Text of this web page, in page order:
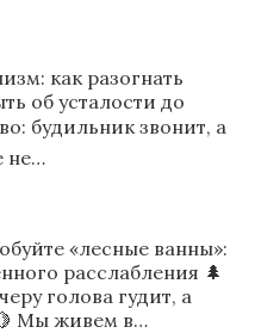
как разогнать
об усталости до
будильник звонит, а
не…
«лесные ванны»:
расслабления 🌲
голова гудит, а
Мы живем в…